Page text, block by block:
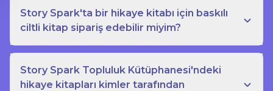
Story Spark'ta bir hikaye kitabı için baskılı
ciltli kitap sipariş edebilir miyim?
Story Spark Topluluk Kütüphanesi'ndeki
hikaye kitapları kimler tarafından